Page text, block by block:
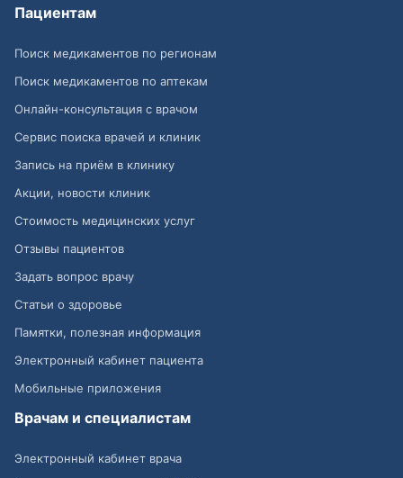
Пациентам
Поиск медикаментов по регионам
Поиск медикаментов по аптекам
Онлайн-консультация с врачом
Сервис поиска врачей и клиник
Запись на приём в клинику
Акции, новости клиник
Стоимость медицинских услуг
Отзывы пациентов
Задать вопрос врачу
Статьи о здоровье
Памятки, полезная информация
Электронный кабинет пациента
Мобильные приложения
Врачам и специалистам
Электронный кабинет врача